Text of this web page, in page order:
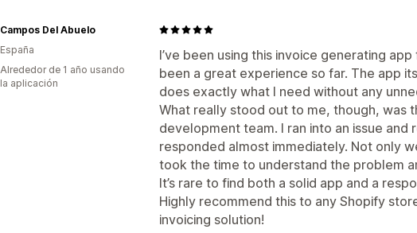
I’ve been using this invoice generating
been a great experience so far. The app
does exactly what I need without any
What really stood out to me, though, was
development team. I ran into an issue and
responded almost immediately. Not only
took the time to understand the problem
It’s rare to find both a solid app and a
Highly recommend this to any Shopify
invoicing solution!
Campos Del Abuelo
España
Alrededor de 1 año usando
la aplicación